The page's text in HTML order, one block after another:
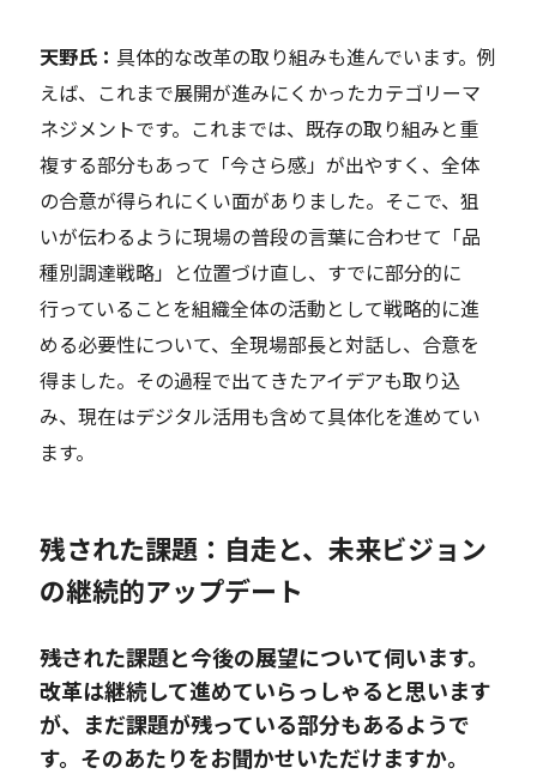
天野氏： 具体的な改革の取り組みも進んでいます。例
えば、これまで展開が進みにくかったカテゴリーマ
ネジメントです。 これまでは、既存の取り組みと重
複する部分もあって「今さら感」が出やすく、全体
の合意が得られにくい面がありました。そこで、狙
いが伝わるように現場の普段の言葉に合わせて「品
種別調達戦略」と位置づけ直し、すでに部分的に
行っていることを組織全体の活動として戦略的に進
める必要性について、全現場部長と対話し、合意を
得ました。その過程で出てきたアイデアも取り込
み、現在はデジタル活用も含めて具体化を進めてい
ます。
残された課題：自走と、未来ビジョン
の継続的アップデート
――残された課題と今後の展望について伺います。
改革は継続して進めていらっしゃると思います
が、まだ課題が残っている部分もあるようで
す。そのあたりをお聞かせいただけますか。